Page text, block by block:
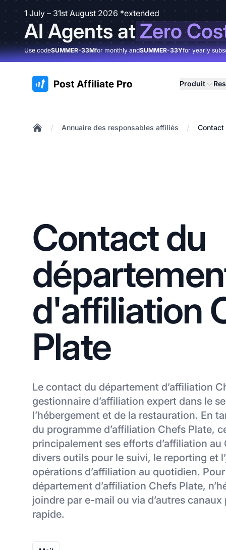
1 July – 31st August 2026 *extended
AI Agents atZero
Use codeSUMMER-33Mfor monthly andSUMMER-33Yfor yearly
:site.title Produit
/ Annuaire des responsables affiliés /
Contact du
d'affiliation
Plate
Le contact du département d’affiliation
gestionnaire d’affiliation expert dans le
l’hébergement et de la restauration. En
du programme d’affiliation Chefs Plate,
principalement ses efforts d’affiliation au
divers outils pour le suivi, le reporting et l’
opérations d’affiliation au quotidien.
département d’affiliation Chefs Plate,
joindre par e-mail ou via d’autres
rapide.